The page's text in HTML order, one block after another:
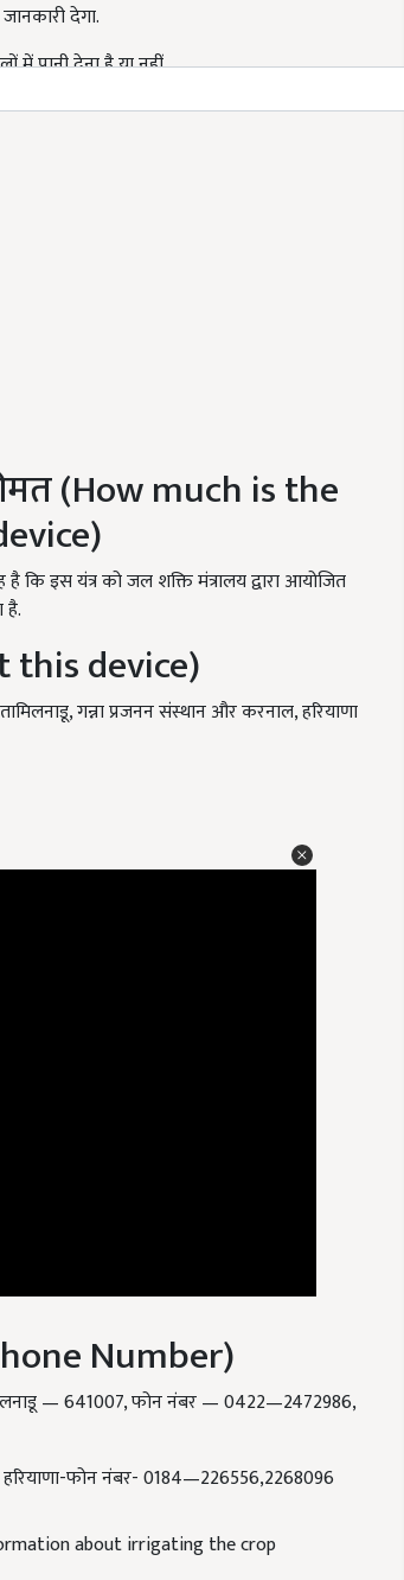
देगा.
पानी देना है या नहीं.
(How much is the
इस यंत्र को जल शक्ति मंत्रालय द्वारा आयोजित
है.
this device)
गन्ना प्रजनन संस्थान और करनाल, हरियाणा
Number)
— 641007, फोन नंबर — 0422—2472986,